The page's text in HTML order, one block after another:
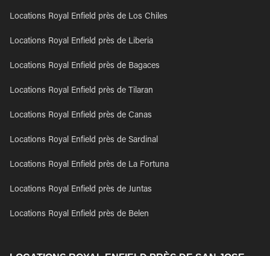
Locations Royal Enfield près de Los Chiles
Locations Royal Enfield près de Liberia
Locations Royal Enfield près de Bagaces
Locations Royal Enfield près de Tilaran
Locations Royal Enfield près de Canas
Locations Royal Enfield près de Sardinal
Locations Royal Enfield près de La Fortuna
Locations Royal Enfield près de Juntas
Locations Royal Enfield près de Belen